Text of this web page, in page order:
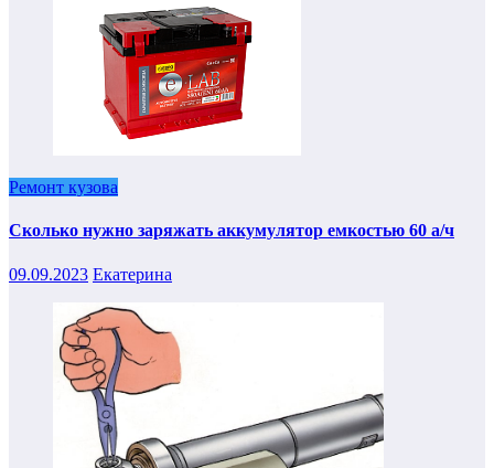
Ремонт кузова
Сколько нужно заряжать аккумулятор емкостью 60 а/ч
09.09.2023 Екатерина